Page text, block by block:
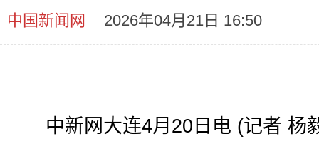
中国新闻网 2026年04月21日 16:50
中新网大连4月20日电 (记者 杨